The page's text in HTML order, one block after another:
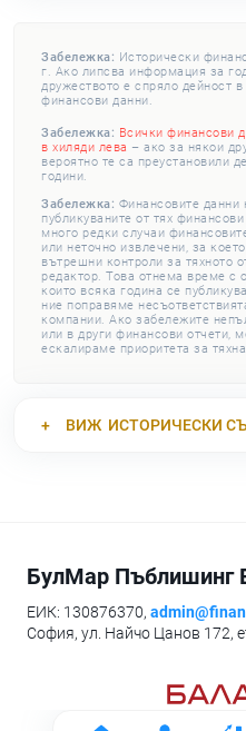
Забележка: Исторически
г. Ако липсва информация за
дружеството е спряло дейност
финансови данни.
Забележка: Всички финансови
в хиляди лева – ако за някои
вероятно те са преустановили
години.
Забележка: Финансовите данни
публикуваните от тях
много редки случаи
или неточно извлечени, за
вътрешни контроли за тяхното
редактор. Това отнема време с
които всяка година се
ние поправяме
компании. Ако забележите
или в други финансови отчети,
ескалираме приоритета за
ВИЖ ИСТОРИЧЕСКИ
БулМар Пъблишинг
ЕИК: 130876370,
София, ул. Найчо Цанов 172,